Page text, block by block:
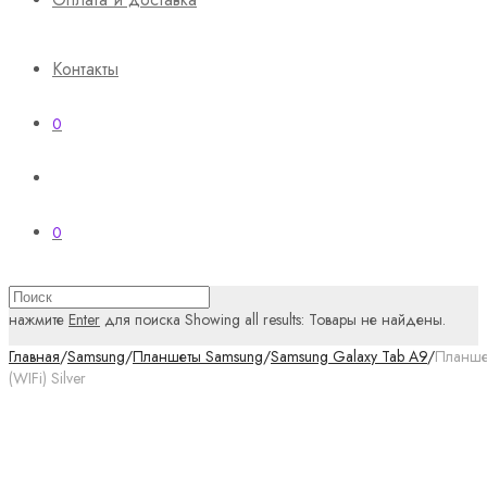
Контакты
0
0
нажмите Enter для поиска Showing all results: Товары не найдены.
Главная/Samsung/Планшеты Samsung/Samsung Galaxy Tab A9/
(WIFi) Silver